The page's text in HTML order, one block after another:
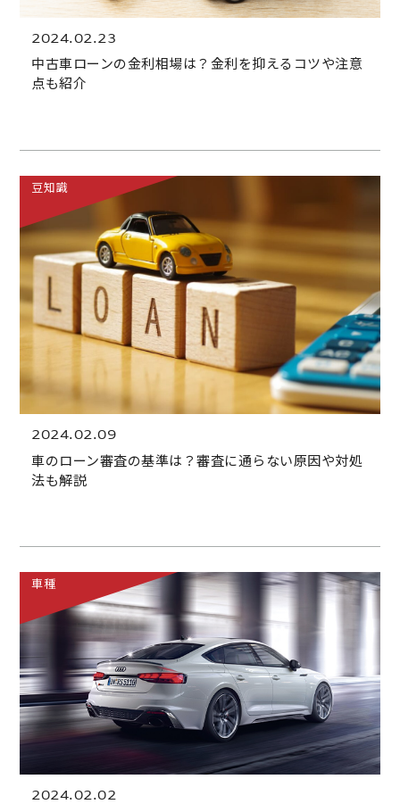
2024.02.23
中古車ローンの金利相場は？金利を抑えるコツや注意
点も紹介
豆知識
2024.02.09
車のローン審査の基準は？審査に通らない原因や対処
法も解説
車種
2024.02.02